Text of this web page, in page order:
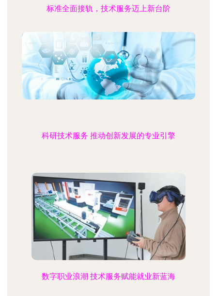
标准全面接轨，技术服务迈上新台阶
科研技术服务 推动创新发展的专业引擎
数字职业浪潮 技术服务赋能就业新蓝海